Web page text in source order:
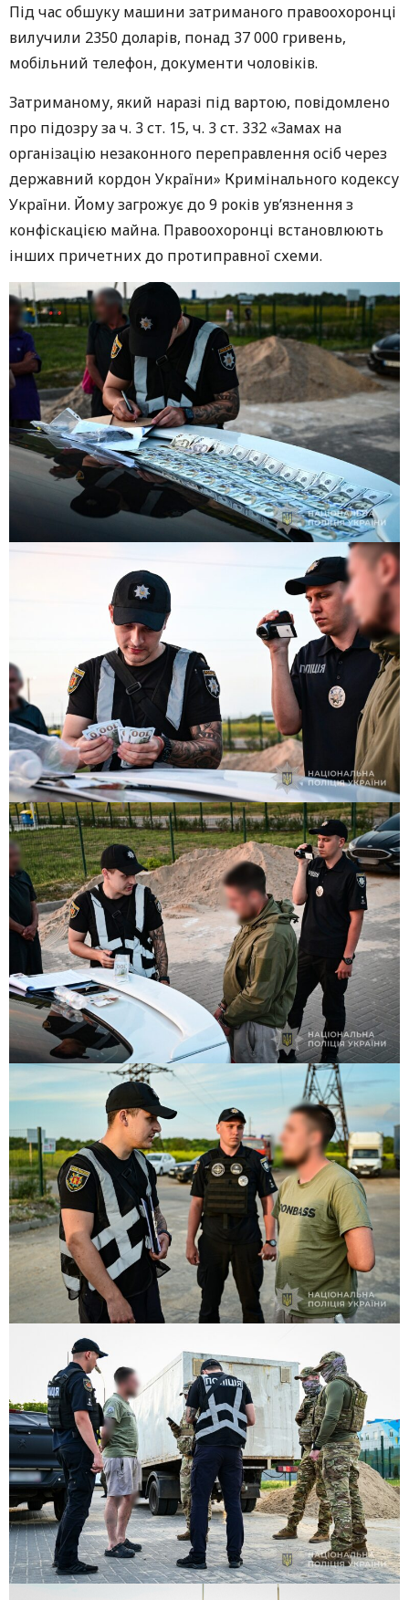
Під час обшуку машини затриманого правоохоронці
вилучили 2350 доларів, понад 37 000 гривень,
мобільний телефон, документи чоловіків.
Затриманому, який наразі під вартою, повідомлено
про підозру за ч. 3 ст. 15, ч. 3 ст. 332 «Замах на
організацію незаконного переправлення осіб через
державний кордон України» Кримінального кодексу
України. Йому загрожує до 9 років ув’язнення з
конфіскацією майна. Правоохоронці встановлюють
інших причетних до протиправної схеми.